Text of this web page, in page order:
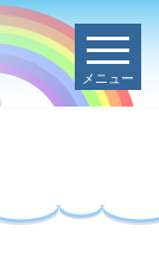
メニュー